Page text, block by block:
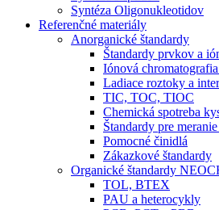
Syntéza Oligonukleotidov
Referenčné materiály
Anorganické štandardy
Štandardy prvkov a
Iónová
Ladiace roztoky a
TIC, TOC, TIOC
Chemická spotreba
Štandardy pre
Pomocné činidlá
Zákazkové štandardy
Organické štandardy
TOL, BTEX
PAU a heterocykly